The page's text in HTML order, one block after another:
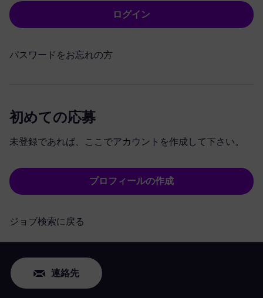
ログイン
パスワードをお忘れの方
初めての応募
未登録であれば、ここでアカウントを作成して下さい。
プロフィールの作成
ジョブ検索に戻る
連絡先